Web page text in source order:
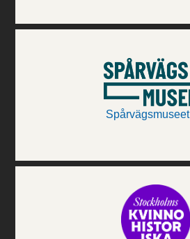
Spårvägsmuseet